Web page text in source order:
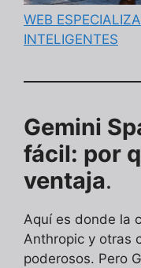
WEB
INTELIGENTES
Gemini
fácil: por
ventaja.
Aquí es donde la
Anthropic y otras
poderosos. Pero